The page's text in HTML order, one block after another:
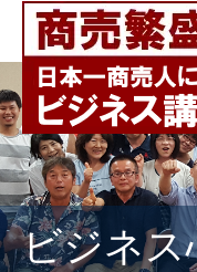
ビジネス